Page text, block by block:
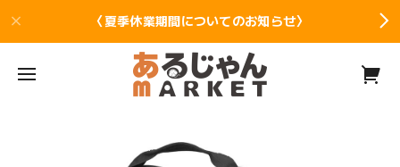
〈夏季休業期間についてのお知らせ〉